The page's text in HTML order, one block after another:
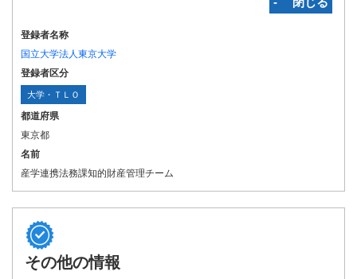
登録者名称
国立大学法人東京大学
登録者区分
大学・ＴＬＯ
都道府県
東京都
名前
産学連携法務課知的財産管理チーム
その他の情報